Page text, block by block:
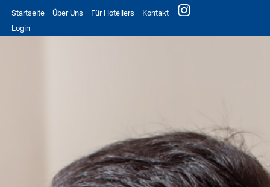
Startseite Über Uns Für Hoteliers
Kontakt
Login